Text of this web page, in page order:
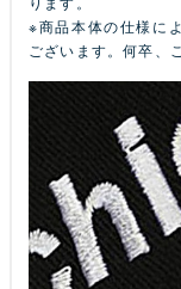
※商品本体の仕様に
ございます。何卒、